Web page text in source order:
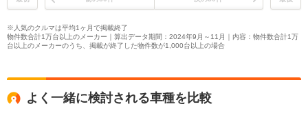
※人気のクルマは平均1ヶ月で掲載終了
物件数合計1万台以上のメーカー｜算出データ期間：2024年9月～11月｜内容：物件数合計1万
台以上のメーカーのうち、掲載が終了した物件数が1,000台以上の場合
よく一緒に検討される車種を比較